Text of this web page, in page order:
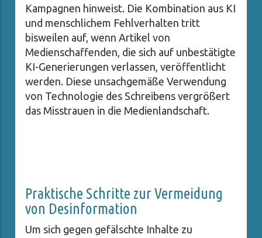
Kampagnen hinweist. Die Kombination aus KI
und menschlichem Fehlverhalten tritt
bisweilen auf, wenn Artikel von
Medienschaffenden, die sich auf unbestätigte
KI-Generierungen verlassen, veröffentlicht
werden. Diese unsachgemäße Verwendung
von Technologie des Schreibens vergrößert
das Misstrauen in die Medienlandschaft.
Praktische Schritte zur Vermeidung
von Desinformation
Um sich gegen gefälschte Inhalte zu